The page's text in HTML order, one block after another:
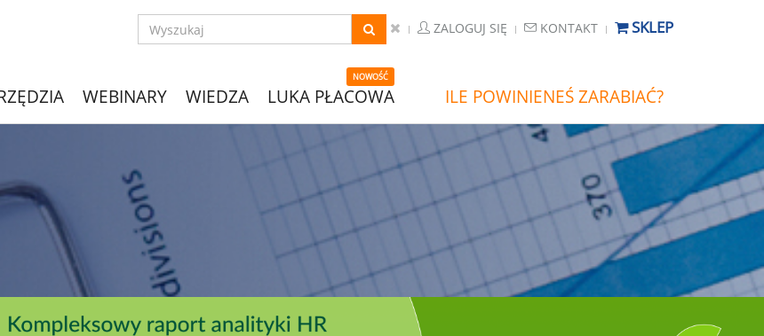
ZALOGUJ SIĘ KONTAKT SKLEP
WEBINARY WIEDZA
NOWOŚĆ
LUKA PŁACOWA ILE POWINIENEŚ ZARABIAĆ?